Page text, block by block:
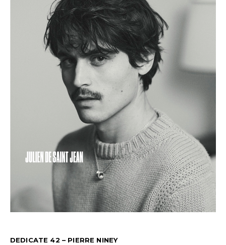
DEDICATE 42 – PIERRE NINEY